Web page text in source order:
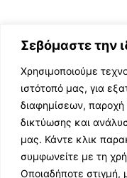
Σεβόμαστε την
Χρησιμοποιούμε
ιστότοπό μας, για
διαφημίσεων, παροχή
δικτύωσης και
μας. Κάντε κλικ
συμφωνείτε με τη
Οποιαδήποτε στιγμή,
ΕΛΛΗΝΙΚΗ ΜΟΥΣΙΚΗ
TV SHOWS
EVENTS
ΘΕΑΤΡΟ